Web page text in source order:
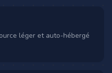
léger et auto-hébergé